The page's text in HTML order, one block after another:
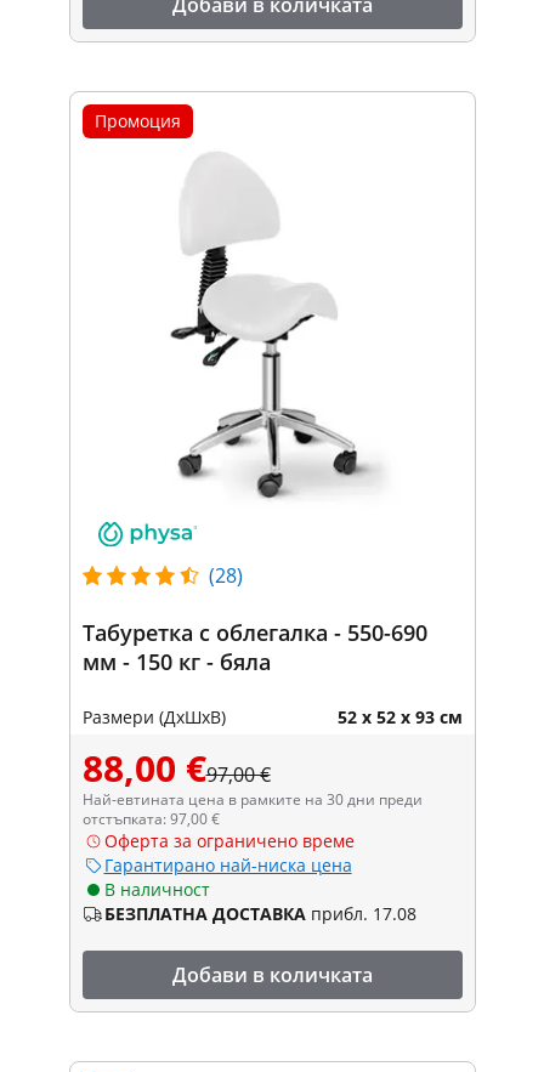
Промоция
(28)
Табуретка с облегалка - 550-690
мм - 150 кг - бяла
Размери (ДxШxВ) 52 x 52 x 93 см
88,00 €97,00 €
Най-евтината цена в рамките на 30 дни преди
отстъпката: 97,00 €
Оферта за ограничено време
Гарантирано най-ниска цена
В наличност
БЕЗПЛАТНА ДОСТАВКА прибл. 17.08
Добави в количката